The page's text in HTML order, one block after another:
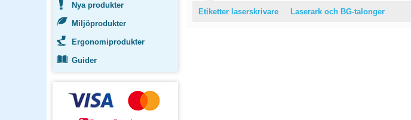
Nya produkter
Miljöprodukter
Ergonomiprodukter
Guider
Etiketter laserskrivare Laserark och BG-talonger